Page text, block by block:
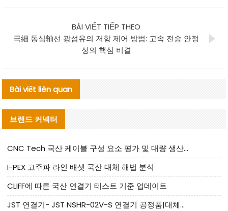
BÀI VIẾT TIẾP THEO
극細 동심轴선 광섬유의 저항 제어 방법: 고속 전송 안정
성의 핵심 비결
Bài viết liên quan
브랜드 커넥터
CNC Tech 국산 케이블 구성 요소 평가 및 대량 생산 적합성 가이드
I-PEX 고주파 라인 배셋 국산 대체 해법 분석
CLIFF에 따른 국산 연결기 테스트 기준 업데이트
JST 연결기- JST NSHR-02V-S 연결기 공정품|대체품 제공